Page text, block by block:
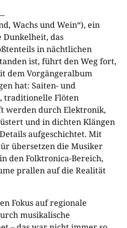
Wachs und Wein“), ein
das
in nächtlichen
ist, führt den Weg fort,
dem Vorgängeralbum
hat: Saiten- und
traditionelle Flöten
werden durch Elektronik,
und in dichten Klängen
aufgeschichtet. Mit
übersetzen die Musiker
den Folktronica-Bereich,
prallen auf die Realität
Fokus auf regionale
musikalische